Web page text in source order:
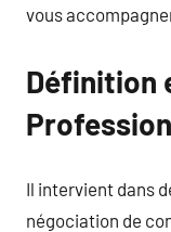
vous
Définition
Il intervient dans
négociation de